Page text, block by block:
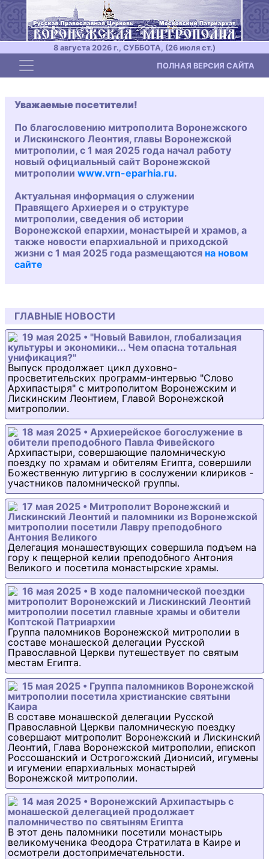
8 августа 2026 г., СУББОТА, (26 июля ст.)
Toggle navigation ПОЛНАЯ ВЕРСИЯ САЙТА
Уважаемые посетители!
По благословению митрополита Воронежского
и Лискинского Леонтия, главы Воронежской
митрополии, с 1 мая 2025 года начал работу
новый официальный сайт Воронежской
митрополии www.vrn-eparhia.ru.
Актуальная информация о служении
Правящего Архиерея и о структуре
митрополии, сведения об истории
Воронежской епархии, монастырей и храмов, а
также новости епархиальной и приходской
жизни с 1 мая 2025 года размещаются на новом
сайте
ГЛАВНЫЕ НОВОСТИ
19 мая 2025 • "Новый Вавилон, глобализация
культуры и экономики... Чем опасна тотальная
унификация?"
Выпуск продолжает цикл духовно-
просветительских программ-интервью "Слово
Архипастыря" с митрополитом Воронежским и
Лискинским Леонтием, Главой Воронежской
митрополии.
18 мая 2025 • Архиерейское богослужение в
обители преподобного Павла Фивейского
Архипастыри, совершающие паломническую
поездку по храмам и обителям Египта, совершили
Божественную литургию в сослужении клириков -
участников паломнической группы.
17 мая 2025 • Митрополит Воронежский и
Лискинский Леонтий и паломники из Воронежской
митрополии посетили Лавру преподобного
Антония Великого
Делегация монашествующих совершила подъем на
гору к пещерной келии преподобного Антония
Великого и посетила монастырские храмы.
16 мая 2025 • В ходе паломнической поездки
митрополит Воронежский и Лискинский Леонтий
митрополии посетил главные храмы и обители
Коптской Патриархии
Группа паломников Воронежской митрополии в
составе монашеской делегации Русской
Православной Церкви путешествует по святым
местам Египта.
15 мая 2025 • Группа паломников Воронежской
митрополии посетила христианские святыни
Каира
В составе монашеской делегации Русской
Православной Церкви паломническую поездку
совершают митрополит Воронежский и Лискинский
Леонтий, Глава Воронежской митрополии, епископ
Россошанский и Острогожский Дионисий, игумены
и игумении епархиальных монастырей
Воронежской митрополии.
14 мая 2025 • Воронежский Архипастырь с
монашеской делегацией продолжает
паломничество по святыням Египта
В этот день паломники посетили монастырь
великомученика Феодора Стратилата в Каире и
осмотрели достопримечательности.